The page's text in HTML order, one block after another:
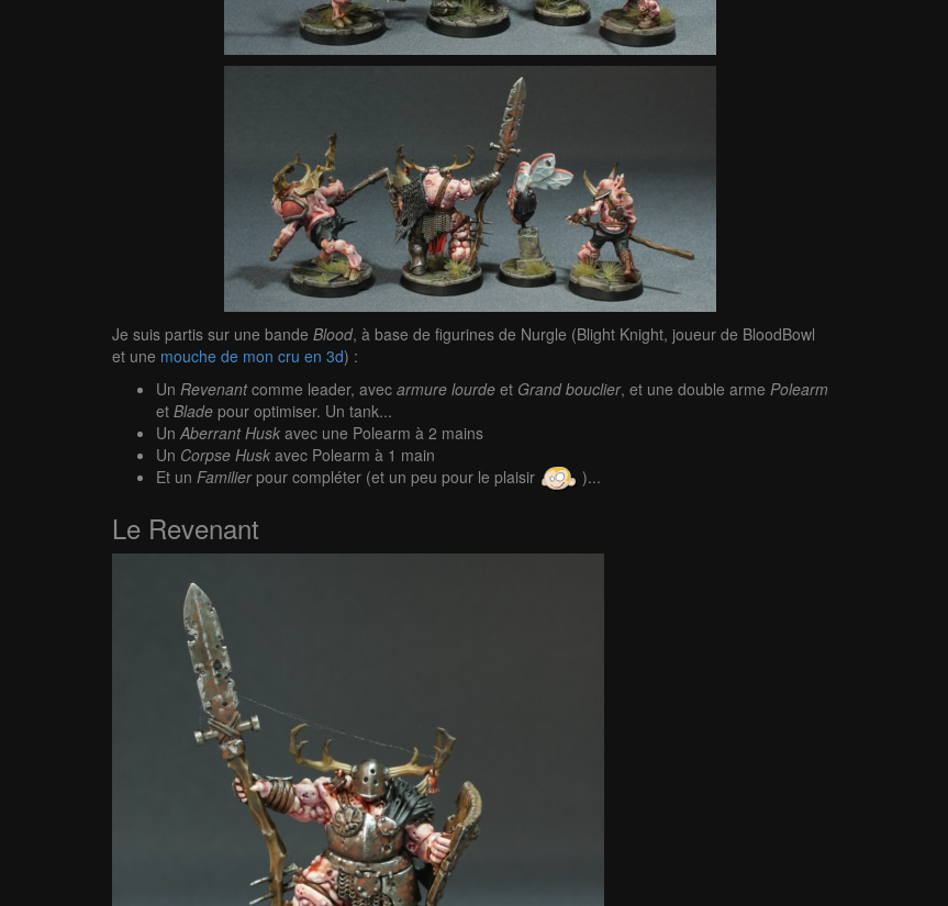
Je suis partis sur une bande Blood, à base de figurines de Nurgle (Blight Knight, joueur de BloodBowl
et une mouche de mon cru en 3d) :
Un Revenantcomme leader, avec armure lourde et Grand bouclier, et une double arme Polearm
et Blade pour optimiser. Un tank...
Un Aberrant Husk avec une Polearm à 2 mains
Un Corpse Husk avec Polearm à 1 main
Et un Familierpour compléter (et un peu pour le plaisir )...
Le Revenant